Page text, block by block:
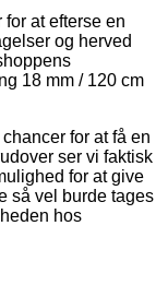
at efterse en
og herved
18 mm / 120 cm
for at få en
ser vi faktisk
for at give
så vel burde tages
hos